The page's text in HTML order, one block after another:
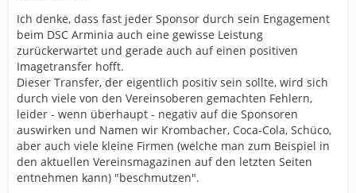
Ich denke, dass fast jeder Sponsor durch sein Engagement
beim DSC Arminia auch eine gewisse Leistung
zurückerwartet und gerade auch auf einen positiven
Imagetransfer hofft.
Dieser Transfer, der eigentlich positiv sein sollte, wird sich
durch viele von den Vereinsoberen gemachten Fehlern,
leider - wenn überhaupt - negativ auf die Sponsoren
auswirken und Namen wir Krombacher, Coca-Cola, Schüco,
aber auch viele kleine Firmen (welche man zum Beispiel in
den aktuellen Vereinsmagazinen auf den letzten Seiten
entnehmen kann) "beschmutzen".